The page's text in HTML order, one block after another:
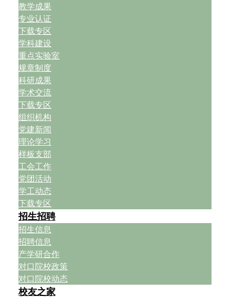
教学成果
专业认证
下载专区
学科建设
重点实验室
规章制度
科研成果
学术交流
下载专区
组织机构
党建新闻
理论学习
样板支部
工会工作
党团活动
学工动态
下载专区
招生招聘
招生信息
招聘信息
产学研合作
对口院校政策
对口院校动态
校友之家